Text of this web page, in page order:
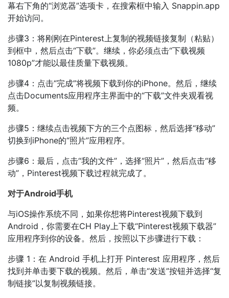
幕右下角的“浏览器”选项卡，在搜索框中输入 Snappin.app
开始访问。
步骤3：将刚刚在Pinterest上复制的视频链接复制（粘贴）
到框中，然后点击“下载”。继续，你必须点击“下载视频
1080p”才能以最佳质量下载视频。
步骤4：点击“完成”将视频下载到你的iPhone。然后，继续
点击Documents应用程序主界面中的“下载”文件夹观看视
频。
步骤5：继续点击视频下方的三个点图标，然后选择“移动”
切换到iPhone的“照片”应用程序。
步骤6：最后，点击“我的文件”，选择“照片”，然后点击“移
动”，Pinterest视频下载过程就完成了。
对于Android手机
与iOS操作系统不同，如果你想将Pinterest视频下载到
Android，你需要在CH Play上下载“Pinterest视频下载器”
应用程序到你的设备。然后，按照以下步骤进行下载：
步骤 1：在 Android 手机上打开 Pinterest 应用程序，然后
找到并单击要下载的视频。然后，单击“发送”按钮并选择“复
制链接”以复制视频链接。